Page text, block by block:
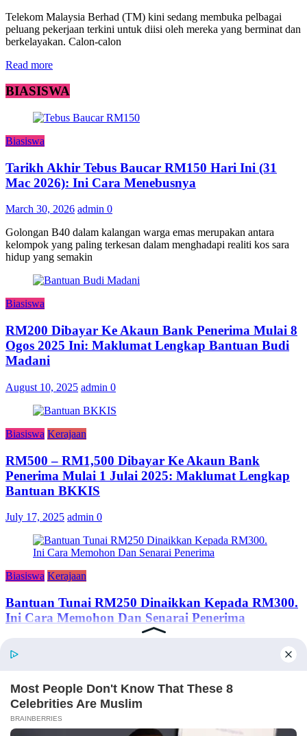
Telekom Malaysia Berhad (TM) kini sedang membuka pelbagai
peluang pekerjaan terkini untuk diisi oleh mereka yang berminat dan
berkelayakan. Calon-calon
Read more
BIASISWA
Biasiswa
Tarikh Akhir Tebus Baucar RM150 Hari Ini (31
Mac 2026): Ini Cara Menebusnya
March 30, 2026 admin 0
Golongan B40 dalam kalangan warga emas merupakan antara
kelompok yang paling terkesan dalam menghadapi realiti kos sara
hidup yang semakin
Biasiswa
RM200 Dibayar Ke Akaun Bank Penerima Mulai 8
Ogos 2025 Ini: Maklumat Lengkap Bantuan Budi
Madani
August 10, 2025 admin 0
Biasiswa Kerajaan
RM500 – RM1,500 Dibayar Ke Akaun Bank
Penerima Mulai 1 Julai 2025: Maklumat Lengkap
Bantuan BKKIS
July 17, 2025 admin 0
Biasiswa Kerajaan
Bantuan Tunai RM250 Dinaikkan Kepada RM300.
Ini Cara Memohon Dan Senarai Penerima
Semakan Bantuan adalah portal semakan untuk rakyat Malaysia,
merangkumi kerajaan, swasta dan sebagainya.